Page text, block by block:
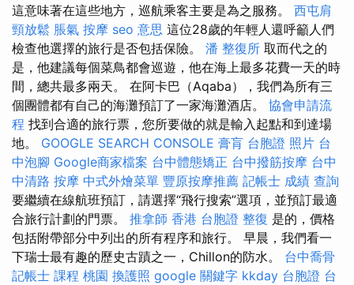
這意味著在這些地方，巡航乘客主要是為之服務。 西屯肩
頸放鬆 脹氣 按摩 seo 意思 這位28歲的年輕人還呼籲人們
檢查他選擇的旅行是否包括保險。 潘 整復所 取而代之的
是，他建議每個菜鳥都會巡遊，他在海上最多花費一天的時
間，總共最多兩天。 在阿卡巴（Aqaba），我們為所有三
個團體都有自己的海灘預訂了一家海灘酒店。 協會申請流
程 找到合適的旅行票，您所要做的就是輸入起點和到達場
地。 GOOGLE SEARCH CONSOLE 膏肓 台胞證 照片 台
中泡腳 Google商家檔案 台中體態矯正 台中撥筋按摩 台中
中清路 按摩 中式外燴菜單 豐原按摩推薦 記帳士 成績 查詢
要繼續在線航班預訂，請選擇“飛行搜索”選項，並預訂最適
合旅行計劃的門票。 推拿師 香港 台胞證 整復 是的，價格
包括附帶部分中列出的所有程序和旅行。 早晨，我們看一
下瑞士最有趣的歷史古蹟之一，Chillon的防水。 台中喬骨
記帳士 課程 桃園 換護照 google 關鍵字 kkday 台胞證 台